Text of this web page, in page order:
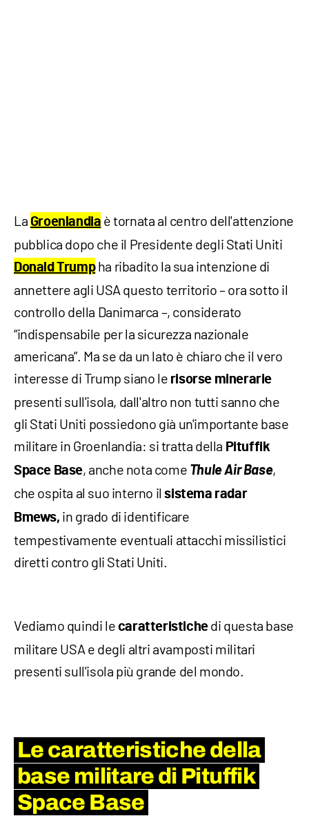
La Groenlandia è tornata al centro dell'attenzione
pubblica dopo che il Presidente degli Stati Uniti
Donald Trumpha ribadito la sua intenzione di
annettere agli USA questo territorio – ora sotto il
controllo della Danimarca –, considerato
“indispensabile per la sicurezza nazionale
americana”. Ma se da un lato è chiaro che il vero
interesse di Trump siano le risorse minerarie
presenti sull'isola, dall'altro non tutti sanno che
gli Stati Uniti possiedono già un'importante base
militare in Groenlandia: si tratta della Pituffik
Space Base, anche nota come Thule Air Base,
che ospita al suo interno ilsistema radar
Bmews, in grado di identificare
tempestivamente eventuali attacchi missilistici
diretti contro gli Stati Uniti.
Vediamo quindi le caratteristichedi questa base
militare USA e degli altri avamposti militari
presenti sull'isola più grande del mondo.
Le caratteristiche della
base militare di Pituffik
Space Base